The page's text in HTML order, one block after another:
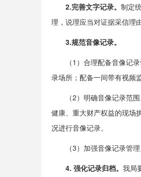
2.完善文字记录。 制定
理，说理应当对证据采信理
3.规范音像记录。
（1）合理配备音像记
录场所；配备一间带有视频
（2）明确音像记录范
健康、重大财产权益的现场
况进行音像记录。
（3）加强音像记录管
4. 强化记录归档。 我局